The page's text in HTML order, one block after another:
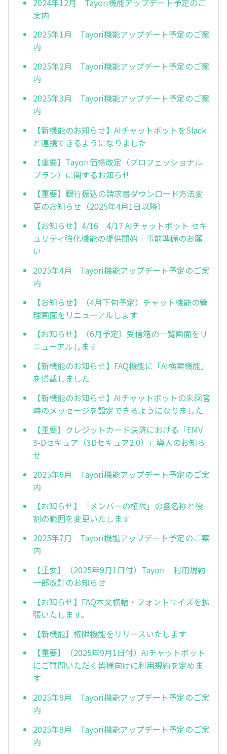
案内
2025年1月 Tayori機能アップデート予定のご案
内
2025年2月 Tayori機能アップデート予定のご案
内
2025年3月 Tayori機能アップデート予定のご案
内
【新機能のお知らせ】AIチャットボットをSlack
と連携できるようになりました
【重要】Tayori価格改定（プロフェッショナル
プラン）に関するお知らせ
【重要】銀行振込の請求書ダウンロード方法変
更のお知らせ（2025年4月1日以降）
【お知らせ】4/16 4/17 AIチャットボット セキ
ュリティ強化機能の提供開始｜事前準備のお願
い
2025年4月 Tayori機能アップデート予定のご案
内
【お知らせ】（4月下旬予定）チャット機能の管
理画面をリニューアルします
【お知らせ】（6月予定）受信箱の一覧画面をリ
ニューアルします
【新機能のお知らせ】FAQ機能に「AI検索機能」
を搭載しました
【新機能のお知らせ】AIチャットボットの未回答
時のメッセージを設定できるようになりました
【重要】クレジットカード決済における「EMV
3-Dセキュア（3Dセキュア2.0）」導入のお知ら
せ
2025年6月 Tayori機能アップデート予定のご案
内
【お知らせ】「メンバーの権限」の各名称と役
割の範囲を変更いたします
2025年7月 Tayori機能アップデート予定のご案
内
【重要】（2025年9月1日付）Tayori 利用規約
一部改訂のお知らせ
【お知らせ】FAQ本文横幅・フォントサイズを拡
張いたします。
【新機能】権限機能をリリースいたします
【重要】（2025年9月1日付）AIチャットボット
にご質問いただく皆様向けに利用規約を定めま
す
2025年9月 Tayori機能アップデート予定のご案
内
2025年8月 Tayori機能アップデート予定のご案
内